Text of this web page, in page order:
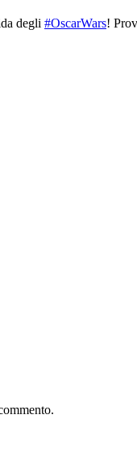
degli #OscarWars!